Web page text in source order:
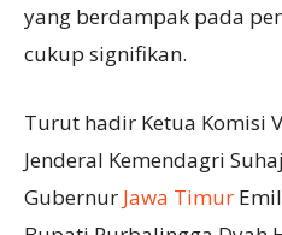
yang berdampak pada
cukup signifikan.
Turut hadir Ketua Komisi
Jenderal Kemendagri
Gubernur Jawa Timur